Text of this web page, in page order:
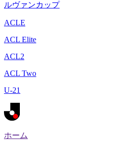
ルヴァンカップ
ACLE
ACL Elite
ACL2
ACL Two
U-21
ホーム